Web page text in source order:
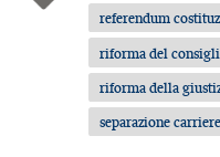
referendum
riforma del
riforma della
separazione carriere